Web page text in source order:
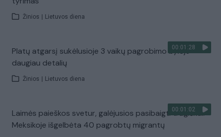
Žinios Lietuvos diena
00:01:28
Platų atgarsį sukėlusioje 3 vaikų pagrobimo byloje –
daugiau detalių
Žinios Lietuvos diena
00:01:02
Laimės paieškos svetur, galėjusios pasibaigti tragiškai:
Meksikoje išgelbėta 40 pagrobtų migrantų